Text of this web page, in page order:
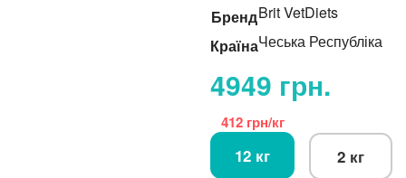
БрендBrit VetDiets
КраїнаЧеська Республіка
4949 грн.
412 грн/кг
12 кг 2 кг